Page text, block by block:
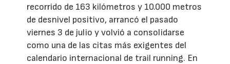
recorrido de 163 kilómetros y 10.000 metros
de desnivel positivo, arrancó el pasado
viernes 3 de julio y volvió a consolidarse
como una de las citas más exigentes del
calendario internacional de trail running. En